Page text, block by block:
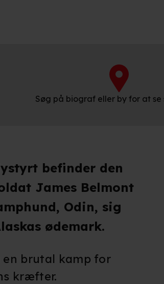
Søg på biograf eller by for at se
befinder den
James Belmont
Odin, sig
ødemark.
en brutal kamp for
kræfter.